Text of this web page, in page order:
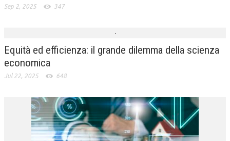
Sep 2, 2025 347
Equità ed efficienza: il grande dilemma della scienza
economica
Jul 22, 2025 648